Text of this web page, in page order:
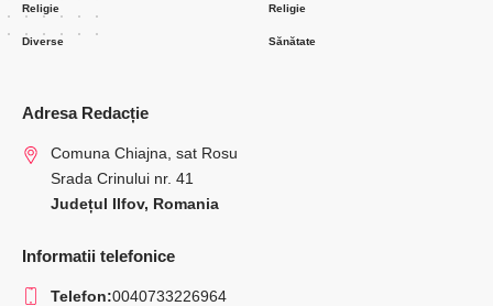
Religie
Diverse
Religie
Sănătate
Adresa Redacție
Comuna Chiajna, sat Rosu
Srada Crinului nr. 41
Județul Ilfov, Romania
Informatii telefonice
Telefon:0040733226964